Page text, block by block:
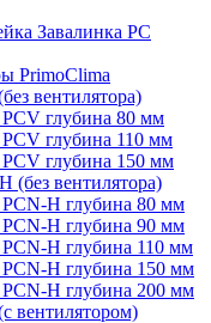
Завалинка РС
PrimoClima
вентилятора)
глубина 80 мм
глубина 110 мм
глубина 150 мм
вентилятора)
H глубина 80 мм
H глубина 90 мм
H глубина 110 мм
H глубина 150 мм
H глубина 200 мм
вентилятором)